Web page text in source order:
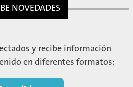
NOVEDADES
y recibe información
en diferentes formatos: